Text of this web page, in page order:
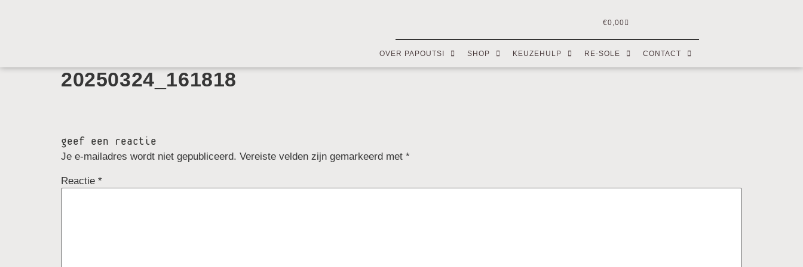
€0,00
OVER PAPOUTSI SHOP KEUZEHULP RE-SOLE CONTACT
20250324_161818
geef een reactie
Je e-mailadres wordt niet gepubliceerd. Vereiste velden zijn gemarkeerd met *
Reactie *